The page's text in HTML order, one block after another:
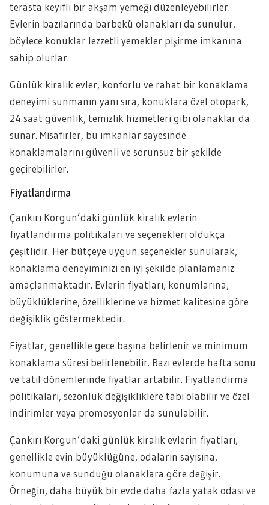
terasta keyifli bir akşam yemeği düzenleyebilirler.
Evlerin bazılarında barbekü olanakları da sunulur,
böylece konuklar lezzetli yemekler pişirme imkanına
sahip olurlar.
Günlük kiralık evler, konforlu ve rahat bir konaklama
deneyimi sunmanın yanı sıra, konuklara özel otopark,
24 saat güvenlik, temizlik hizmetleri gibi olanaklar da
sunar. Misafirler, bu imkanlar sayesinde
konaklamalarını güvenli ve sorunsuz bir şekilde
geçirebilirler.
Fiyatlandırma
Çankırı Korgun’daki günlük kiralık evlerin
fiyatlandırma politikaları ve seçenekleri oldukça
çeşitlidir. Her bütçeye uygun seçenekler sunularak,
konaklama deneyiminizi en iyi şekilde planlamanız
amaçlanmaktadır. Evlerin fiyatları, konumlarına,
büyüklüklerine, özelliklerine ve hizmet kalitesine göre
değişiklik göstermektedir.
Fiyatlar, genellikle gece başına belirlenir ve minimum
konaklama süresi belirlenebilir. Bazı evlerde hafta sonu
ve tatil dönemlerinde fiyatlar artabilir. Fiyatlandırma
politikaları, sezonluk değişikliklere tabi olabilir ve özel
indirimler veya promosyonlar da sunulabilir.
Çankırı Korgun’daki günlük kiralık evlerin fiyatları,
genellikle evin büyüklüğüne, odaların sayısına,
konumuna ve sunduğu olanaklara göre değişir.
Örneğin, daha büyük bir evde daha fazla yatak odası ve